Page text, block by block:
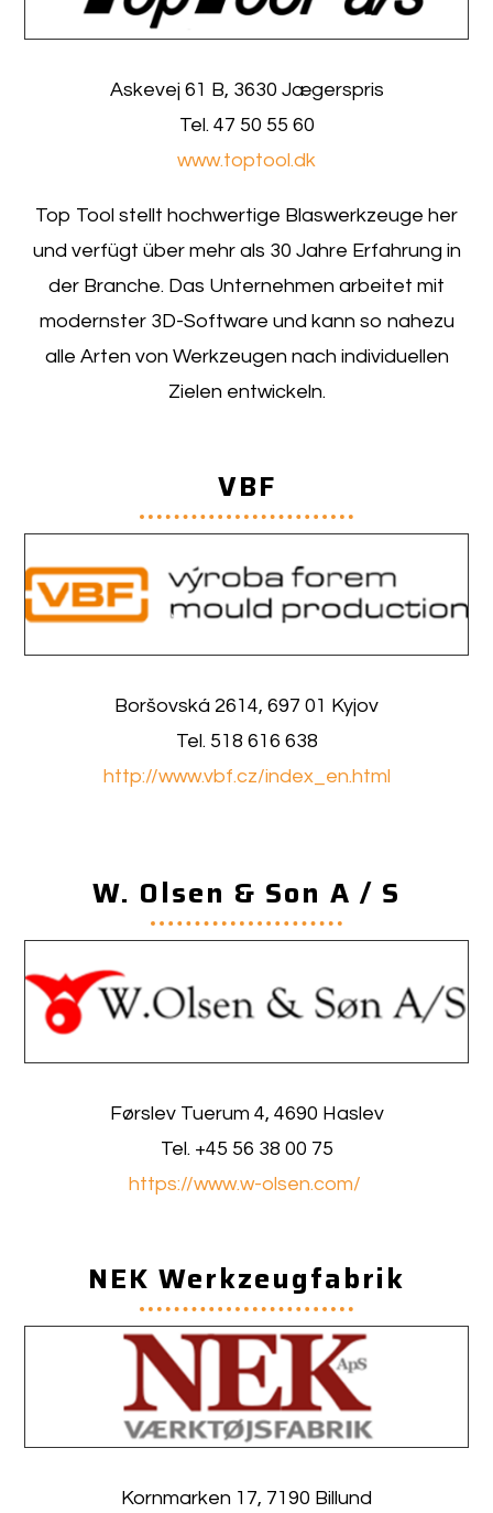
Askevej 61 B, 3630 Jægerspris
Tel. 47 50 55 60
www.toptool.dk
Top Tool stellt hochwertige Blaswerkzeuge her
und verfügt über mehr als 30 Jahre Erfahrung in
der Branche. Das Unternehmen arbeitet mit
modernster 3D-Software und kann so nahezu
alle Arten von Werkzeugen nach individuellen
Zielen entwickeln.
VBF
Boršovská 2614, 697 01 Kyjov
Tel. 518 616 638
http://www.vbf.cz/index_en.html
W. Olsen & Son A / S
Førslev Tuerum 4, 4690 Haslev
Tel. +45 56 38 00 75
https://www.w-olsen.com/
NEK Werkzeugfabrik
Kornmarken 17, 7190 Billund